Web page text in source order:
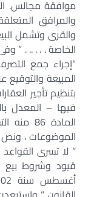
موافقة مجالس.
والمرافق
والقرى وتشمل
الخاصة . . . .. . ”
“إجراء جمع
بتنظيم تأجير
المادة
الموضوعات ، ونص
” لا تسرى القواعد